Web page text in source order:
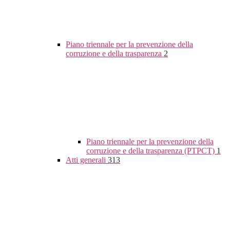
Piano triennale per la prevenzione della
corruzione e della trasparenza 2
Piano triennale per la prevenzione della
corruzione e della trasparenza (PTPCT) 1
Atti generali 313